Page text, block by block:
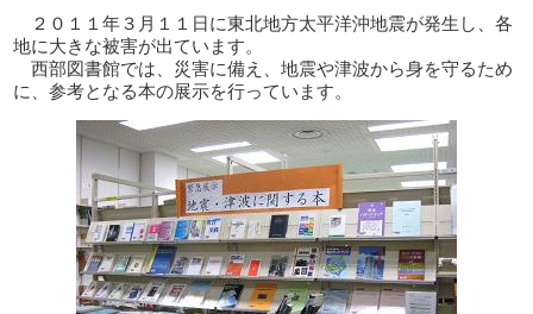
２０１１年３月１１日に東北地方太平洋沖地震が発生し、各
地に大きな被害が出ています。
西部図書館では、災害に備え、地震や津波から身を守るため
に、参考となる本の展示を行っています。